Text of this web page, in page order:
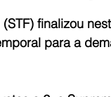
finalizou
para a